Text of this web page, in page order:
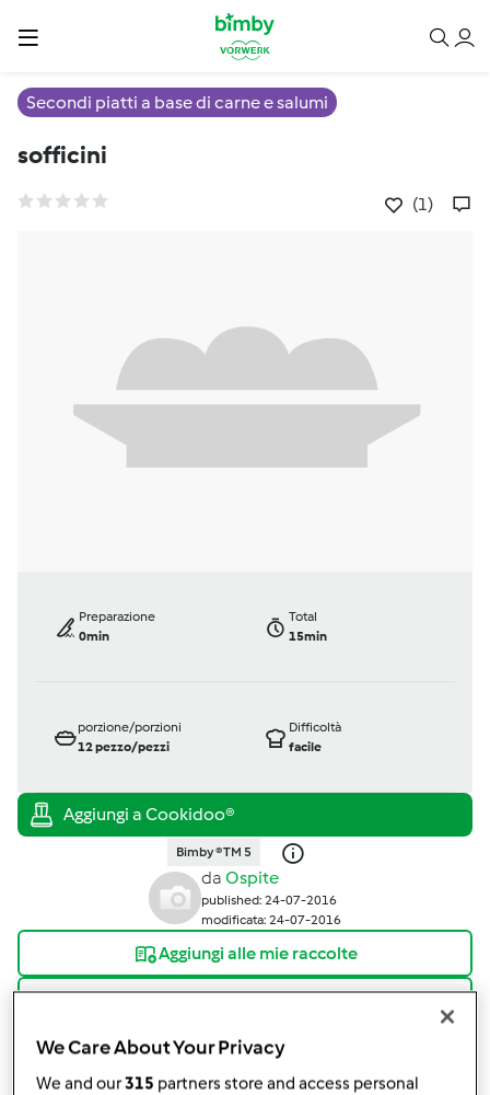
Secondi piatti a base di carne e salumi
sofficini
(1)
Preparazione
0min
Total
15min
porzione/porzioni
12pezzo/pezzi
Difficoltà
facile
Bimby ® TM 5
da Ospite
published: 24-07-2016
modificata: 24-07-2016
Aggiungi alle mie raccolte
condividi la ricetta
Crea variante
We Care About Your Privacy
We and our315 partners store and access personal